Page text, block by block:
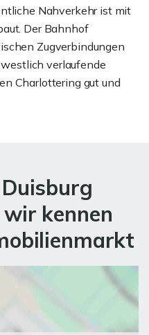
Nahverkehr ist mit
Der Bahnhof
Zugverbindungen
verlaufende
Charlottering gut und
kennen